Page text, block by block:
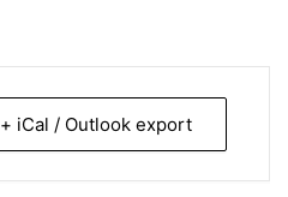
+ iCal / Outlook export